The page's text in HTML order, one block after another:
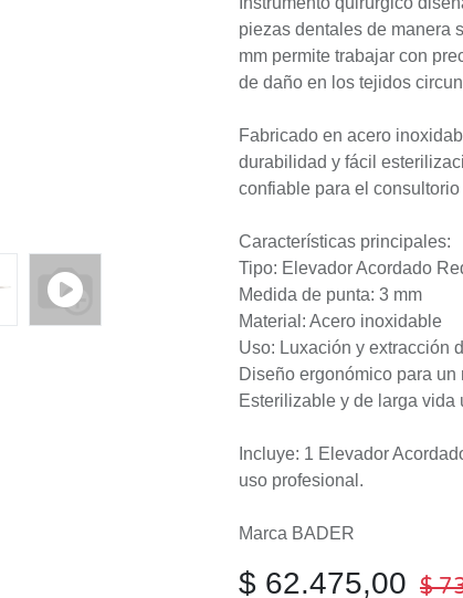
piezas dentales de manera
mm permite trabajar con
de daño en los tejidos
Fabricado en acero
durabilidad y fácil
confiable para el
Características principales:
Tipo: Elevador Acordado
Medida de punta: 3 mm
Material: Acero inoxidable
Uso: Luxación y extracción
Diseño ergonómico para
Esterilizable y de larga vida
Incluye: 1 Elevador
uso profesional.
Marca BADER
$ 62.475,00 $